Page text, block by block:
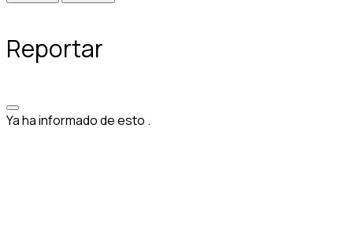
Reportar
Ya ha informado de esto .